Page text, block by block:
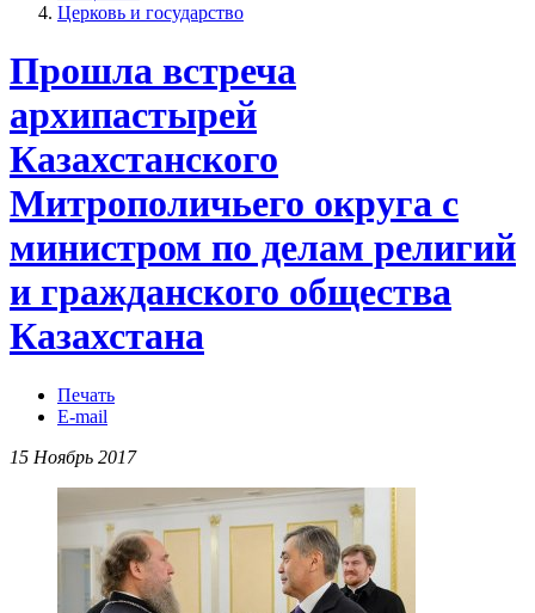
Церковь и государство
Прошла встреча
архипастырей
Казахстанского
Митрополичьего округа с
министром по делам религий
и гражданского общества
Казахстана
Печать
E-mail
15 Ноябрь 2017